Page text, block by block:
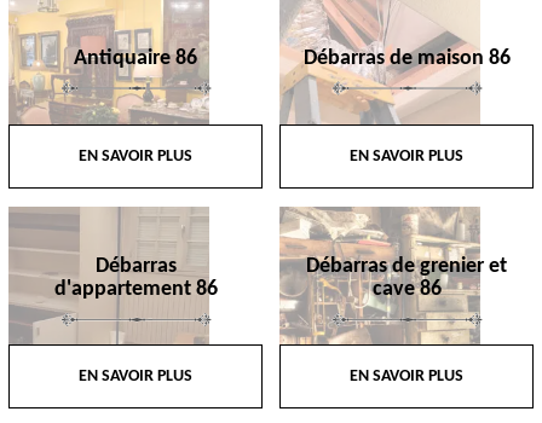
Antiquaire 86
EN SAVOIR PLUS
Débarras de maison 86
EN SAVOIR PLUS
Débarras
d'appartement 86
EN SAVOIR PLUS
Débarras de grenier et
cave 86
EN SAVOIR PLUS